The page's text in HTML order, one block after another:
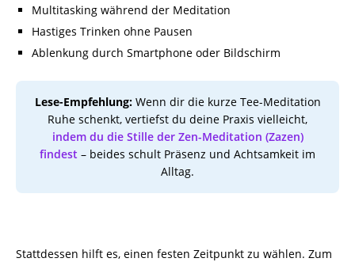
Multitasking während der Meditation
Hastiges Trinken ohne Pausen
Ablenkung durch Smartphone oder Bildschirm
Lese-Empfehlung:Wenn dir die kurze Tee-Meditation
Ruhe schenkt, vertiefst du deine Praxis vielleicht,
indem du die Stille der Zen-Meditation (Zazen)
findest – beides schult Präsenz und Achtsamkeit im
Alltag.
Stattdessen hilft es, einen festen Zeitpunkt zu wählen. Zum